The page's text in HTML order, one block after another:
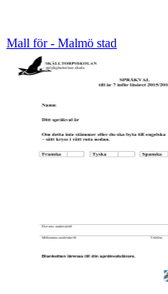
Mall för - Malmö stad